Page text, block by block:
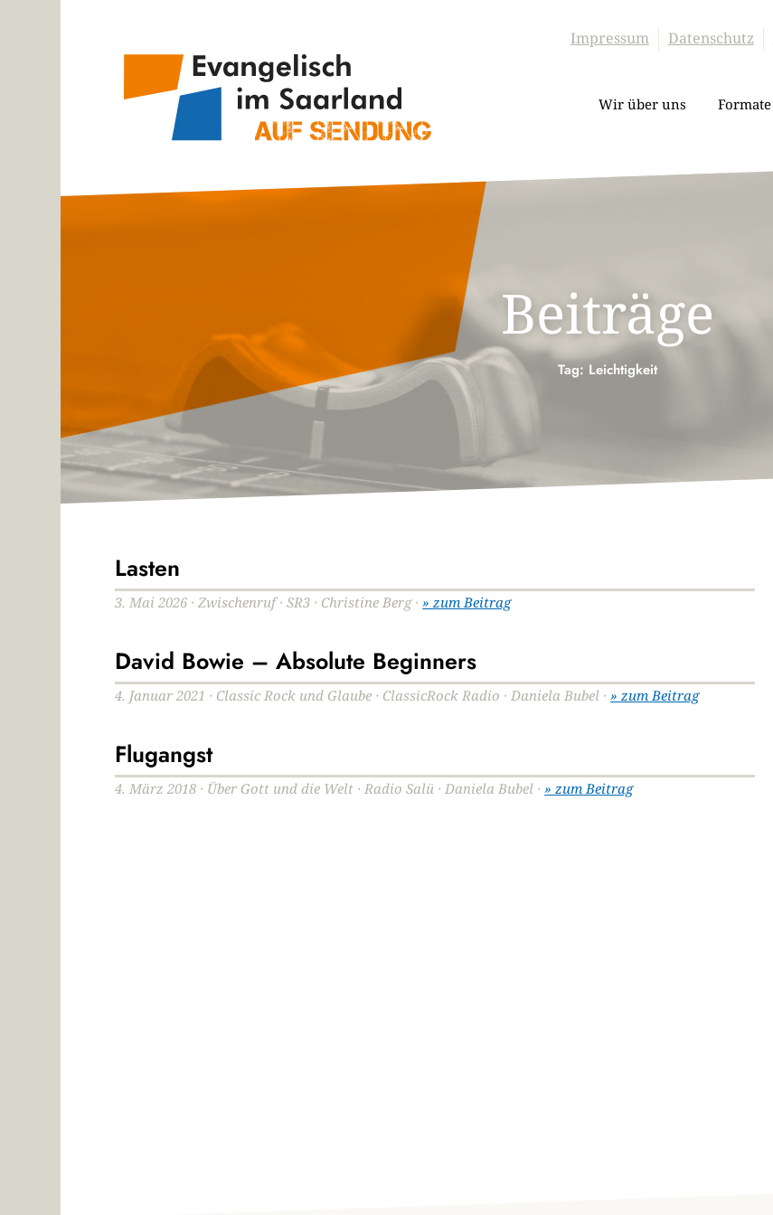
Impressum Datenschutz
Wir über uns Formate
Beiträge
Tag: Leichtigkeit
Lasten
3. Mai 2026 · Zwischenruf · SR3 · Christine Berg ·» zum Beitrag
David Bowie – Absolute Beginners
4. Januar 2021 · Classic Rock und Glaube · ClassicRock Radio · Daniela Bubel ·» zum Beitrag
Flugangst
4. März 2018 · Über Gott und die Welt · Radio Salü · Daniela Bubel ·» zum Beitrag